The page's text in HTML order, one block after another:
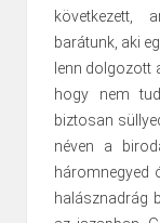
következett,
barátunk, aki
lenn dolgozott
hogy nem
biztosan
néven a
háromnegyed
halásznadrág